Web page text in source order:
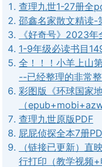
查理九世1-27册全
邵鑫名家散文精读
《好奇号》2023
1-9年级必读书目
全！！！小羊上山
--已经整理的非常
彩图版《环球国家
（
查理九世原版PDF
屁屁侦探全本7册
（链接已更新）直
行打印（教学视频